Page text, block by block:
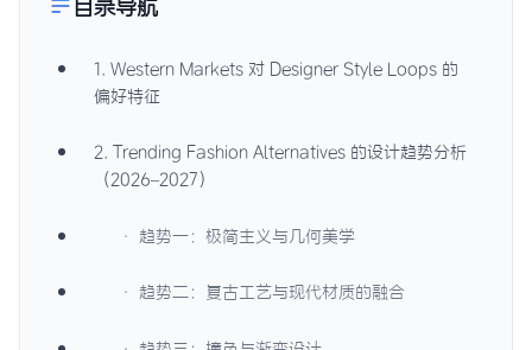
目录导航
1. Western Markets 对 Designer Style Loops 的
偏好特征
2. Trending Fashion Alternatives 的设计趋势分析
（2026–2027）
· 趋势一：极简主义与几何美学
· 趋势二：复古工艺与现代材质的融合